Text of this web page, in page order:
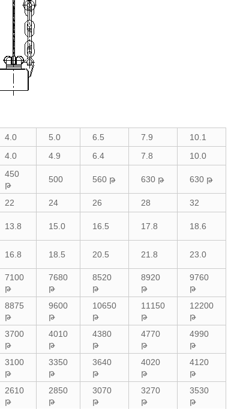
4.0 5.0 6.5 7.9
10.1
4.0 4.9 6.4 7.8 10.0
450
թ
500 560 թ 630 թ 630 թ
22 24 26 28 32
13.8 15.0 16.5 17.8 18.6
16.8 18.5 20.5 21.8 23.0
7100
թ
7680
թ
8520
թ
8920
թ
9760
թ
8875
թ
9600
թ
10650
թ
11150
թ
12200
թ
3700
թ
4010
թ
4380
թ
4770
թ
4990
թ
3100
թ
3350
թ
3640
թ
4020
թ
4120
թ
2610
թ
2850
թ
3070
թ
3270
թ
3530
թ